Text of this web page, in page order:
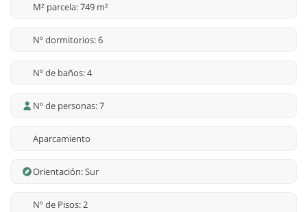
M² parcela: 749 m²
Nº dormitorios: 6
Nº de baños: 4
Nº de personas: 7
Aparcamiento
Orientación: Sur
Nº de Pisos: 2